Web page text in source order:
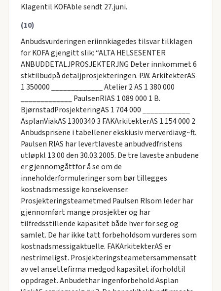
Klagentil KOFAble sendt 27.juni.
(10)
Anbudsvurderingen eriinnkiagedes tilsvar tilklagen
for KOFA gjengitt slik: “ALTA HELSESENTER
ANBUDDETALJPROSJEKTERJNG Deter innkommet 6
stktilbudpå detaljprosjekteringen. P.W. ArkitekterAS
1 350000 _____________ Atelier 2 AS 1 380 000
_____________ PaulsenRIAS 1 089 000 1 B.
BjørnstadProsjekteringAS 1 704 000 ____________
AsplanViakAS 1300340 3 FAKArkitekterAS 1 154 000 2
Anbudsprisene i tabellener ekskiusiv merverdiavg~ft.
Paulsen RIAS har levertlaveste anbudvedfristens
utløpkl 13.00 den 30.03.2005. De tre laveste anbudene
er gjennomgåttfor å se om de
inneholderformuleringer som bør tillegges
kostnadsmessige konsekvenser.
Prosjekteringsteametmed Paulsen RIsom leder har
gjennomført mange prosjekter og har
tilfredsstillende kapasitet både hver for seg og
samlet. De har ikke tatt forbeholdsom vurderes som
kostnadsmessigaktuelle. FAKArkitekterAS er
nestrimeligst. Prosjekteringsteametersammensatt
av vel ansettefirma medgod kapasitet iforholdtil
oppdraget. Anbudethar ingenforbehold Asplan